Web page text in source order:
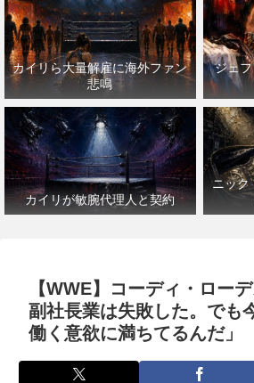
カイリら大量解雇に海外ファン
悲鳴
ジェ
カイリが敏腕代理人と契約
ニック
【WWE】コーディ・ロー
副社長業は失敗した。でも
働く意欲に満ちてるんだ」